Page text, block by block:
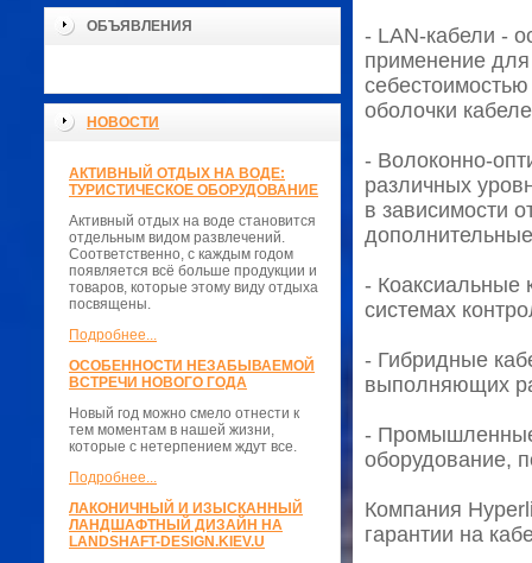
ОБЪЯВЛЕНИЯ
НОВОСТИ
АКТИВНЫЙ ОТДЫХ НА ВОДЕ:
ТУРИСТИЧЕСКОЕ ОБОРУДОВАНИЕ
Активный отдых на воде становится
отдельным видом развлечений.
Соответственно, с каждым годом
появляется всё больше продукции и
товаров, которые этому виду отдыха
посвящены.
Подробнее...
ОСОБЕННОСТИ НЕЗАБЫВАЕМОЙ
ВСТРЕЧИ НОВОГО ГОДА
Новый год можно смело отнести к
тем моментам в нашей жизни,
которые с нетерпением ждут все.
Подробнее...
ЛАКОНИЧНЫЙ И ИЗЫСКАННЫЙ
ЛАНДШАФТНЫЙ ДИЗАЙН НА
LANDSHAFT-DESIGN.KIEV.U
- LAN-кабели -
применение
оболочки
- Волоконно-
различных
в зависимости
- Коаксиальные
системах
- Гибридные
выполняющих
- Промышленные
оборудование,
Компания
гарантии на